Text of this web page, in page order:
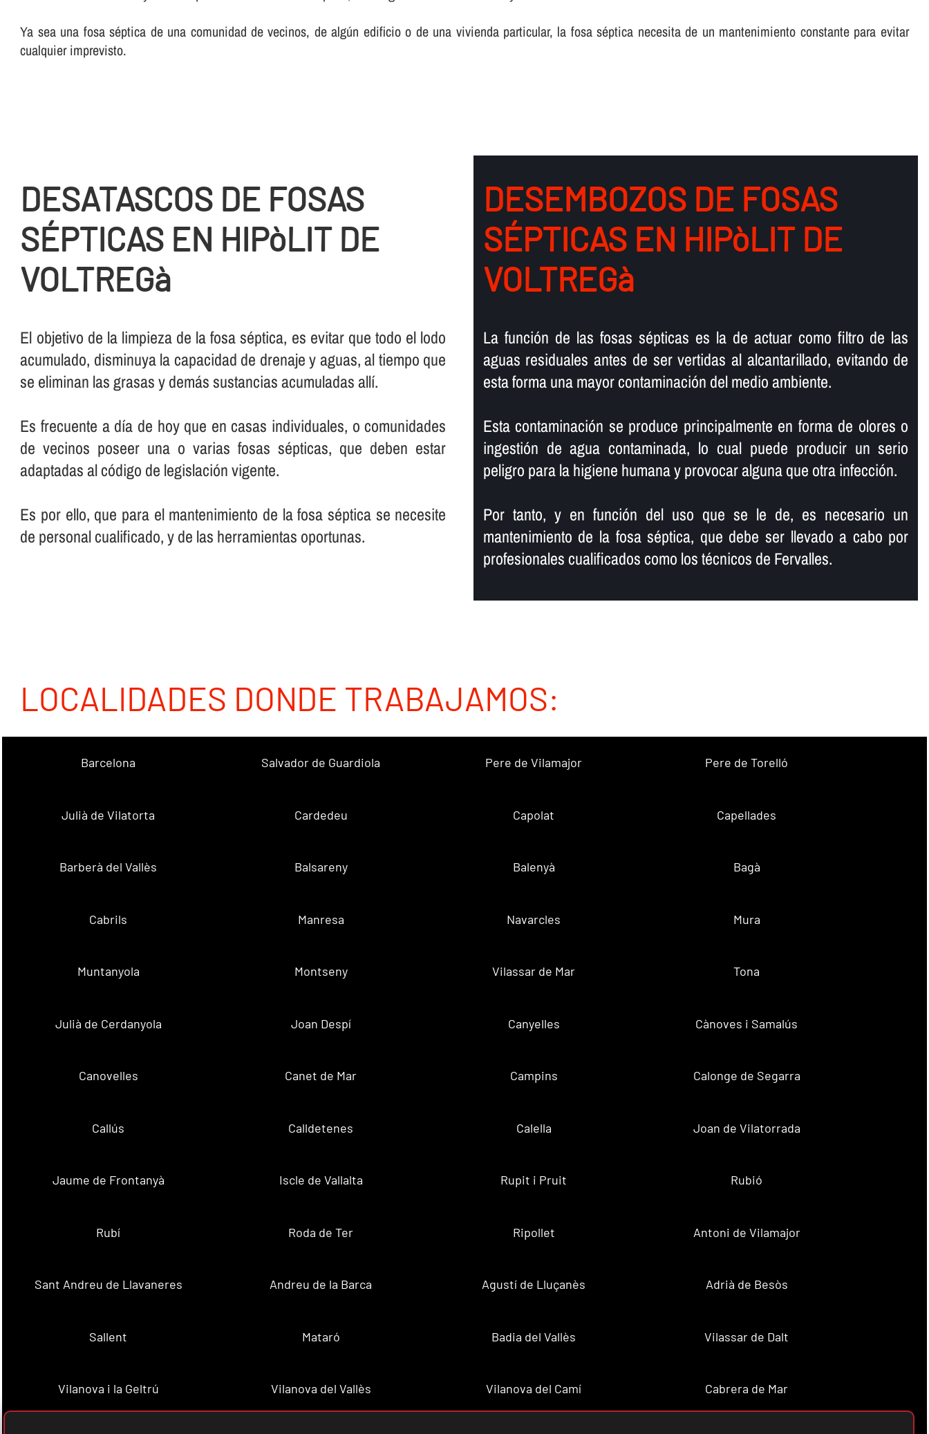
Ya sea una fosa séptica de una comunidad de vecinos, de algún edificio o de una vivienda particular, la fosa séptica necesita de un mantenimiento constante para evitar
cualquier imprevisto.
DESATASCOS DE FOSAS
SÉPTICAS EN HIPòLIT DE
VOLTREGà
El objetivo de la limpieza de la fosa séptica, es evitar que todo el lodo
acumulado, disminuya la capacidad de drenaje y aguas, al tiempo que
se eliminan las grasas y demás sustancias acumuladas allí­.
Es frecuente a dí­a de hoy que en casas individuales, o comunidades
de vecinos poseer una o varias fosas sépticas, que deben estar
adaptadas al código de legislación vigente.
Es por ello, que para el mantenimiento de la fosa séptica se necesite
de personal cualificado, y de las herramientas oportunas.
DESEMBOZOS DE FOSAS
SÉPTICAS EN HIPòLIT DE
VOLTREGà
La función de las fosas sépticas es la de actuar como filtro de las
aguas residuales antes de ser vertidas al alcantarillado, evitando de
esta forma una mayor contaminación del medio ambiente.
Esta contaminación se produce principalmente en forma de olores o
ingestión de agua contaminada, lo cual puede producir un serio
peligro para la higiene humana y provocar alguna que otra infección.
Por tanto, y en función del uso que se le de, es necesario un
mantenimiento de la fosa séptica, que debe ser llevado a cabo por
profesionales cualificados como los técnicos de Fervalles.
LOCALIDADES DONDE TRABAJAMOS:
Barcelona Salvador de Guardiola Pere de Vilamajor Pere de Torelló
Julià de Vilatorta Cardedeu Capolat Capellades
Barberà del Vallès Balsareny Balenyà Bagà
Cabrils Manresa Navarcles Mura
Muntanyola Montseny Vilassar de Mar Tona
Julià de Cerdanyola Joan Despí Canyelles Cànoves i Samalús
Canovelles Canet de Mar Campins Calonge de Segarra
Callús Calldetenes Calella Joan de Vilatorrada
Jaume de Frontanyà Iscle de Vallalta Rupit i Pruit Rubió
Rubí Roda de Ter Ripollet Antoni de Vilamajor
Sant Andreu de Llavaneres Andreu de la Barca Agustí de Lluçanès Adrià de Besòs
Sallent Mataró Badia del Vallès Vilassar de Dalt
Vilanova i la Geltrú Vilanova del Vallès Vilanova del Camí Cabrera de Mar